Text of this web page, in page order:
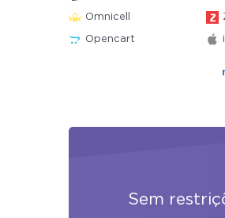
Omnicell
Opencart
Sem